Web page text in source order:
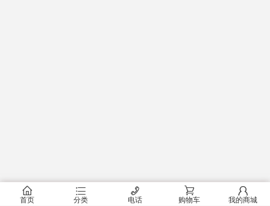
󰂠
首页
󰂦
分类
󰄫
电话
󰂟
购物车
󰂢
我的商城